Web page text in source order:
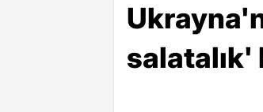
salatalık'